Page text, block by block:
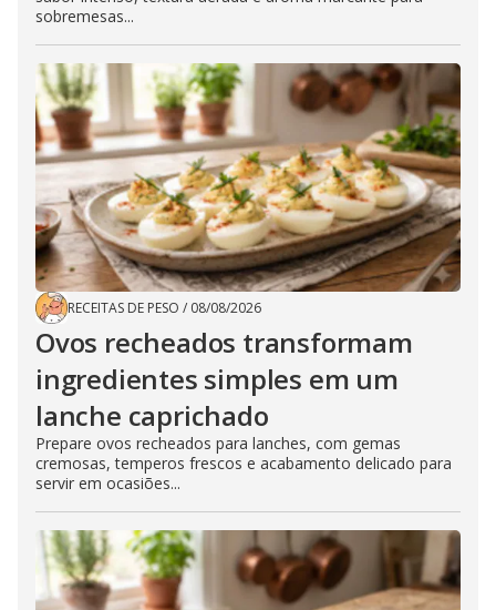
sobremesas...
RECEITAS DE PESO / 08/08/2026
Ovos recheados transformam
ingredientes simples em um
lanche caprichado
Prepare ovos recheados para lanches, com gemas
cremosas, temperos frescos e acabamento delicado para
servir em ocasiões...